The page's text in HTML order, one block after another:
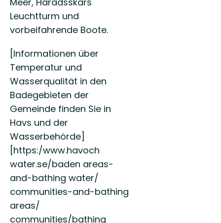
Leuchtturm und
vorbeifahrende Boote.
[Informationen über
Temperatur und
Wasserqualität in den
Badegebieten der
Gemeinde finden Sie in
Havs und der
Wasserbehörde]
[https:/www.havoch
water.se/baden areas-
and-bathing water/
communities-and-bathing
areas/
communities/bathing